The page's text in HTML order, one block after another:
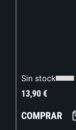
Sin stock
13,90€
COMPRAR